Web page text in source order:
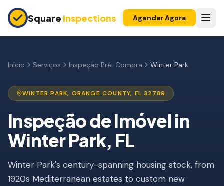
Square Inspections Agendar Agora
Inspeção Pré-Compra
Garantia 11 Meses
Inspeção de Apartamento
Inspeção Pré-Listagem
Imóvel para Investimento
Início Serviços Inspeção Pré-Compra Winter Park
WINTER PARK, ORANGE COUNTY, FL 32789
Inspeção de Imóvelin
Winter Park, FL
Winter Park's century-spanning housing stock, from
1920s Mediterranean estates to custom new